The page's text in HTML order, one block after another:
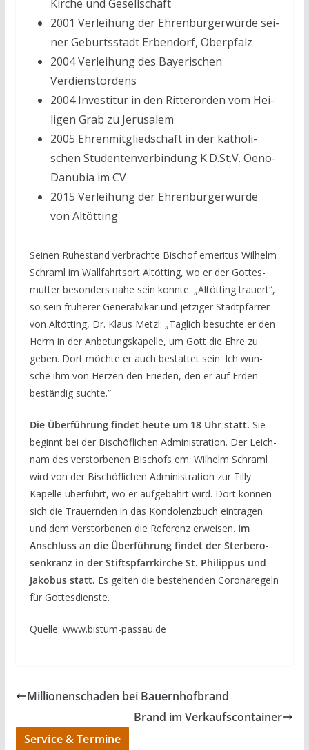
Kir­che und Gesellschaft
2001 Ver­lei­hung der Ehren­bür­ger­wür­de sei­
ner Geburts­stadt Erben­dorf, Oberpfalz
2004 Ver­lei­hung des Baye­ri­schen
Verdienstordens
2004 Inves­ti­tur in den Rit­ter­or­den vom Hei­
li­gen Grab zu Jerusalem
2005 Ehren­mit­glied­schaft in der katho­li­
schen Stu­den­ten­ver­bin­dung K.D.St.V. Oeno-
Danu­bia im CV
2015 Ver­lei­hung der Ehren­bür­ger­wür­de
von Altötting
Sei­nen Ruhe­stand ver­brachte Bischof eme­ri­tus Wil­helm
Schraml im Wall­fahrts­ort Alt­öt­ting, wo er der Got­tes­
mut­ter beson­ders nahe sein konn­te. ​„Alt­öt­ting trau­ert“,
so sein frü­he­rer Gene­ral­vi­kar und jet­zi­ger Stadt­pfar­rer
von Alt­öt­ting, Dr. Klaus Metzl: ​„Täg­lich besuch­te er den
Herrn in der Anbe­tungs­ka­pel­le, um Gott die Ehre zu
geben. Dort möch­te er auch bestat­tet sein. Ich wün­
sche ihm von Her­zen den Frie­den, den er auf Erden
bestän­dig suchte.”
Die Über­füh­rung fin­det heu­te um 18 Uhr statt. Sie
beginnt bei der Bischöf­li­chen Admi­nis­tra­ti­on. Der Leich­
nam des ver­stor­be­nen Bischofs em. Wil­helm Schraml
wird von der Bischöf­li­chen Admi­nis­tra­ti­on zur Til­ly
Kapel­le über­führt, wo er auf­ge­bahrt wird. Dort kön­nen
sich die Trau­ern­den in das Kon­do­lenz­buch ein­tra­gen
und dem Ver­stor­be­nen die Refe­renz erwei­sen. Im
Anschluss an die Über­füh­rung fin­det der Ster­be­ro­
sen­kranz in der Stift­s­pfarr­kir­che St. Phil­ip­pus und
Jako­bus statt. Es gel­ten die bestehen­den Coro­na­re­geln
für Gottesdienste.
Quelle: www.bistum-passau.de
Millionenschaden bei Bauernhofbrand
Brand im Verkaufscontainer
Service & Termine